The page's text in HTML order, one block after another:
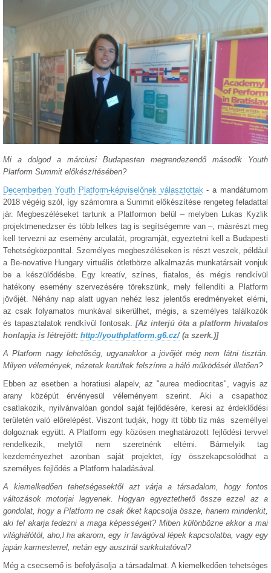
Mi a dolgod a márciusi Budapesten megrendezendő második Youth
Platform Summit előkészítésében?
Decemberben Youth Platform-képviselőnek választottak- a mandátumom
2018 végéig szól, így számomra a Summit előkészítése rengeteg feladattal
jár. Megbeszéléseket tartunk a Platformon belül – melyben Lukas Kyzlik
projektmenedzser és több lelkes tag is segítségemre van –, másrészt meg
kell tervezni az esemény arculatát, programját, egyeztetni kell a Budapesti
Tehetségközponttal. Személyes megbeszéléseken is részt veszek, például
a Be-novative Hungary virtuális ötletbörze alkalmazás munkatársait vonjuk
be a készülődésbe. Egy kreatív, színes, fiatalos, és mégis rendkívül
hatékony esemény szervezésére törekszünk, mely fellendíti a Platform
jövőjét. Néhány nap alatt ugyan nehéz lesz jelentős eredményeket elérni,
az csak folyamatos munkával sikerülhet, mégis, a személyes találkozók
és tapasztalatok rendkívül fontosak. [Az interjú óta a platform hivatalos
honlapja is létrejött: http://youthplatform.g6.cz/(a szerk.)]
A Platform nagy lehetőség, ugyanakkor a jövőjét még nem látni tisztán.
Milyen vélemények, nézetek kerültek felszínre a háló működését illetően?
Ebben az esetben a horatiusi alapelv, az "aurea mediocritas", vagyis az
arany középút érvényesül véleményem szerint. Aki a csapathoz
csatlakozik, nyilvánvalóan gondol saját fejlődésére, keresi az érdeklődési
területén való előrelépést. Viszont tudják, hogy itt több tíz más személlyel
dolgoznak együtt. A Platform egy közösen meghatározott fejlődési tervvel
rendelkezik, melytől nem szeretnénk eltérni. Bármelyik tag
kezdeményezhet azonban saját projektet, így összekapcsolódhat a
személyes fejlődés a Platform haladásával.
A kiemelkedően tehetségesektől azt várja a társadalom, hogy fontos
változások motorjai legyenek. Hogyan egyeztethető össze ezzel az a
gondolat, hogy a Platform ne csak őket kapcsolja össze, hanem mindenkit,
aki fel akarja fedezni a maga képességeit? Miben különbözne akkor a mai
világhálótól, aho,l ha akarom, egy ír favágóval lépek kapcsolatba, vagy egy
japán karmesterrel, netán egy ausztrál sarkkutatóval?
Még a csecsemő is befolyásolja a társadalmat. A kiemelkedően tehetséges